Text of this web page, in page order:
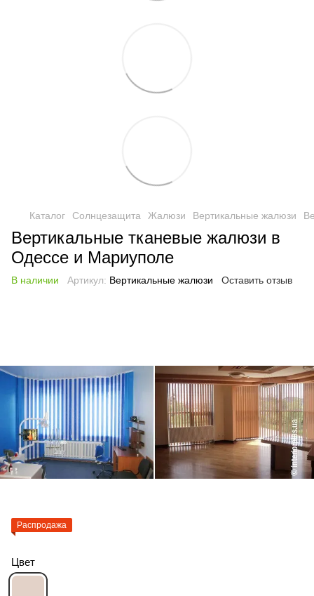
Каталог Солнцезащита Жалюзи Вертикальные жалюзи
Вертикальные тканевые жалюзи в
Одессе и Мариуполе
В наличии Артикул: Вертикальные жалюзи Оставить отзыв
Распродажа
Цвет